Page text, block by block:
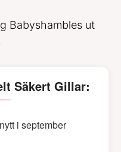
Babyshambles ut
Säkert Gillar:
i september